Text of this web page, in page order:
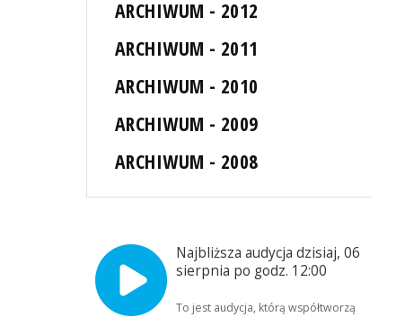
ARCHIWUM - 2012
ARCHIWUM - 2011
ARCHIWUM - 2010
ARCHIWUM - 2009
ARCHIWUM - 2008
Najbliższa audycja dzisiaj, 06
sierpnia po godz. 12:00
To jest audycja, którą współtworzą